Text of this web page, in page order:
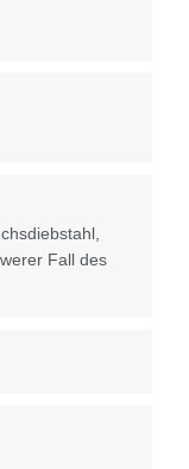
Fall des